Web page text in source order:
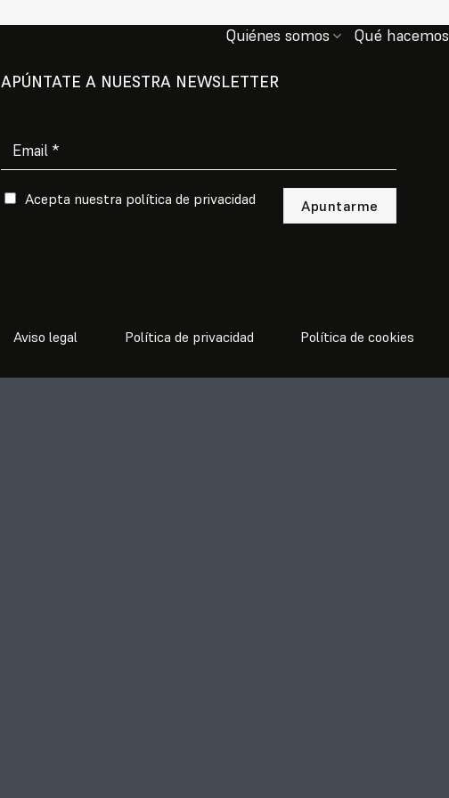
Quiénes somos Qué hacemos
APÚNTATE A NUESTRA NEWSLETTER
Por favor, deja este campo vacío.
Acepta nuestra política de privacidad
Aviso legal Política de privacidad Política de cookies